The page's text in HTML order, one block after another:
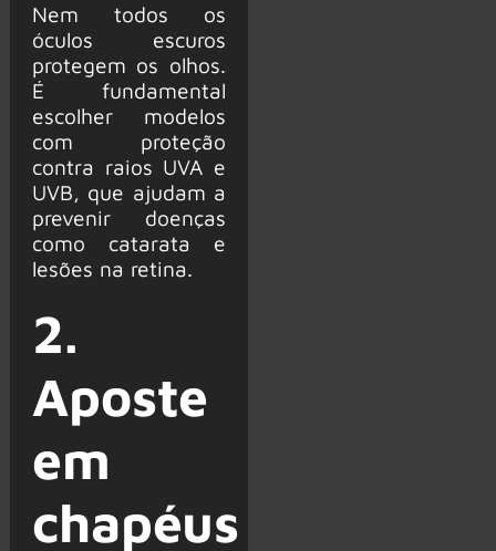
Nem todos os
óculos escuros
protegem os olhos.
É fundamental
escolher modelos
com proteção
contra raios UVA e
UVB, que ajudam a
prevenir doenças
como catarata e
lesões na retina.
2.
Aposte
em
chapéus